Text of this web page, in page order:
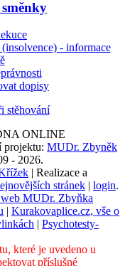
ONLINE
projektu: MUDr. Zbyněk
- 2026.
| Realizace a
stránek | login.
MUDr. Zbyňka
| Kurakovaplice.cz, vše o
| Psychotesty-
které je uvedeno u
příslušné